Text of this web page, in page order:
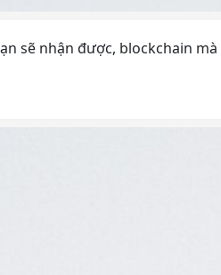
sẽ nhận được, blockchain